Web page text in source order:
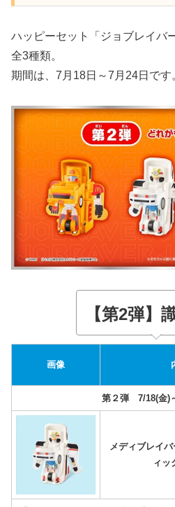
ハッピーセット「ジョブレイバ
全3種類。
期間は、7月18日～7月24日です
【第2弾】
画像
第２弾 7/18(金)
メディブレイ
ィッ